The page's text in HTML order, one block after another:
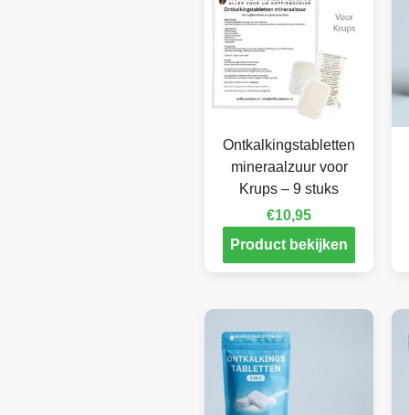
Ontkalkingstabletten
mineraalzuur voor
Krups – 9 stuks
€10,95
Product bekijken